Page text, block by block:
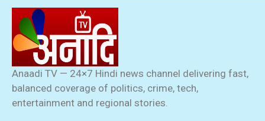
Anaadi TV — 24×7 Hindi news channel delivering fast,
balanced coverage of politics, crime, tech,
entertainment and regional stories.